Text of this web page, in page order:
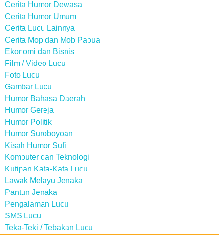
Cerita Humor Dewasa
Cerita Humor Umum
Cerita Lucu Lainnya
Cerita Mop dan Mob Papua
Ekonomi dan Bisnis
Film / Video Lucu
Foto Lucu
Gambar Lucu
Humor Bahasa Daerah
Humor Gereja
Humor Politik
Humor Suroboyoan
Kisah Humor Sufi
Komputer dan Teknologi
Kutipan Kata-Kata Lucu
Lawak Melayu Jenaka
Pantun Jenaka
Pengalaman Lucu
SMS Lucu
Teka-Teki / Tebakan Lucu